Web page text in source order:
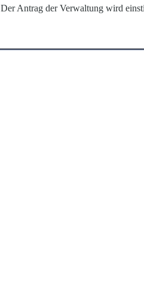
Der Antrag der Verwaltung wird